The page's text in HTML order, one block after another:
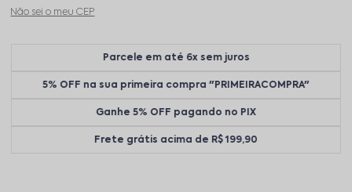
Não sei o meu CEP
Parcele em até 6x sem juros
5% OFF na sua primeira compra "PRIMEIRACOMPRA"
Ganhe 5% OFF pagando no PIX
Frete grátis acima de R$ 199,90